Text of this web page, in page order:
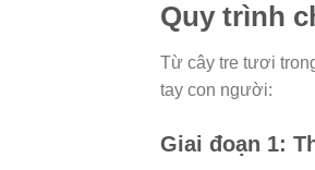
Quy trình
Từ cây tre tươi
tay con người:
Giai đoạn 1: